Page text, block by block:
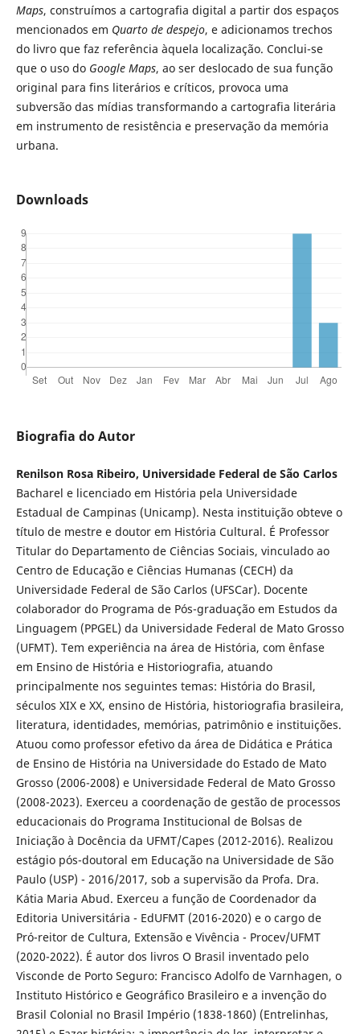
Maps, construímos a cartografia digital a partir dos espaços
mencionados em Quarto de despejo, e adicionamos trechos
do livro que faz referência àquela localização. Conclui-se
que o uso do Google Maps, ao ser deslocado de sua função
original para fins literários e críticos, provoca uma
subversão das mídias transformando a cartografia literária
em instrumento de resistência e preservação da memória
urbana.
Downloads
Biografia do Autor
Renilson Rosa Ribeiro, Universidade Federal de São Carlos
Bacharel e licenciado em História pela Universidade
Estadual de Campinas (Unicamp). Nesta instituição obteve o
título de mestre e doutor em História Cultural. É Professor
Titular do Departamento de Ciências Sociais, vinculado ao
Centro de Educação e Ciências Humanas (CECH) da
Universidade Federal de São Carlos (UFSCar). Docente
colaborador do Programa de Pós-graduação em Estudos da
Linguagem (PPGEL) da Universidade Federal de Mato Grosso
(UFMT). Tem experiência na área de História, com ênfase
em Ensino de História e Historiografia, atuando
principalmente nos seguintes temas: História do Brasil,
séculos XIX e XX, ensino de História, historiografia brasileira,
literatura, identidades, memórias, patrimônio e instituições.
Atuou como professor efetivo da área de Didática e Prática
de Ensino de História na Universidade do Estado de Mato
Grosso (2006-2008) e Universidade Federal de Mato Grosso
(2008-2023). Exerceu a coordenação de gestão de processos
educacionais do Programa Institucional de Bolsas de
Iniciação à Docência da UFMT/Capes (2012-2016). Realizou
estágio pós-doutoral em Educação na Universidade de São
Paulo (USP) - 2016/2017, sob a supervisão da Profa. Dra.
Kátia Maria Abud. Exerceu a função de Coordenador da
Editoria Universitária - EdUFMT (2016-2020) e o cargo de
Pró-reitor de Cultura, Extensão e Vivência - Procev/UFMT
(2020-2022). É autor dos livros O Brasil inventado pelo
Visconde de Porto Seguro: Francisco Adolfo de Varnhagen, o
Instituto Histórico e Geográfico Brasileiro e a invenção do
Brasil Colonial no Brasil Império (1838-1860) (Entrelinhas,